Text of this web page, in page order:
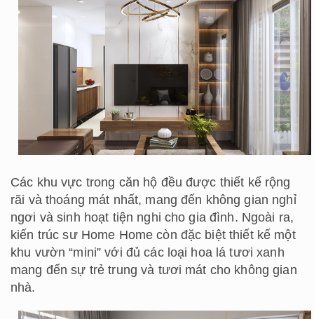
Các khu vực trong căn hộ đều được thiết kế rộng
rãi và thoáng mát nhất, mang đến không gian nghỉ
ngơi và sinh hoạt tiện nghi cho gia đình. Ngoài ra,
kiến trúc sư Home Home còn đặc biệt thiết kế một
khu vườn “mini” với đủ các loại hoa lá tươi xanh
mang đến sự trẻ trung và tươi mát cho không gian
nhà.